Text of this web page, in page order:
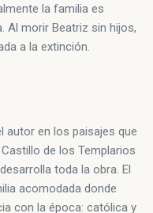
la familia es
Al morir Beatriz sin hijos,
a la extinción.
autor en los paisajes que
de los Templarios
toda la obra. El
acomodada donde
con la época: católica y